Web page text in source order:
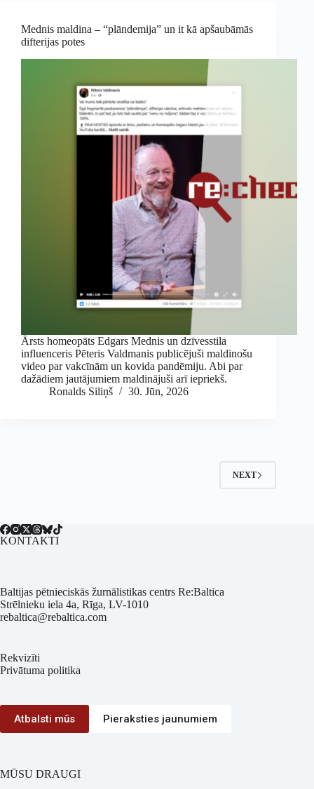
Mednis maldina – “plāndemija” un it kā apšaubāmās
difterijas potes
Ārsts homeopāts Edgars Mednis un dzīvesstila
influenceris Pēteris Valdmanis publicējuši maldinošu
video par vakcīnām un kovida pandēmiju. Abi par
dažādiem jautājumiem maldinājuši arī iepriekš.
Ronalds Siliņš
30. Jūn, 2026
NEXT
KONTAKTI
Baltijas pētnieciskās žurnālistikas centrs Re:Baltica
Strēlnieku iela 4a, Rīga, LV-1010
rebaltica@rebaltica.com
Rekvizīti
Privātuma politika
Atbalsti mūs Pieraksties jaunumiem
MŪSU DRAUGI